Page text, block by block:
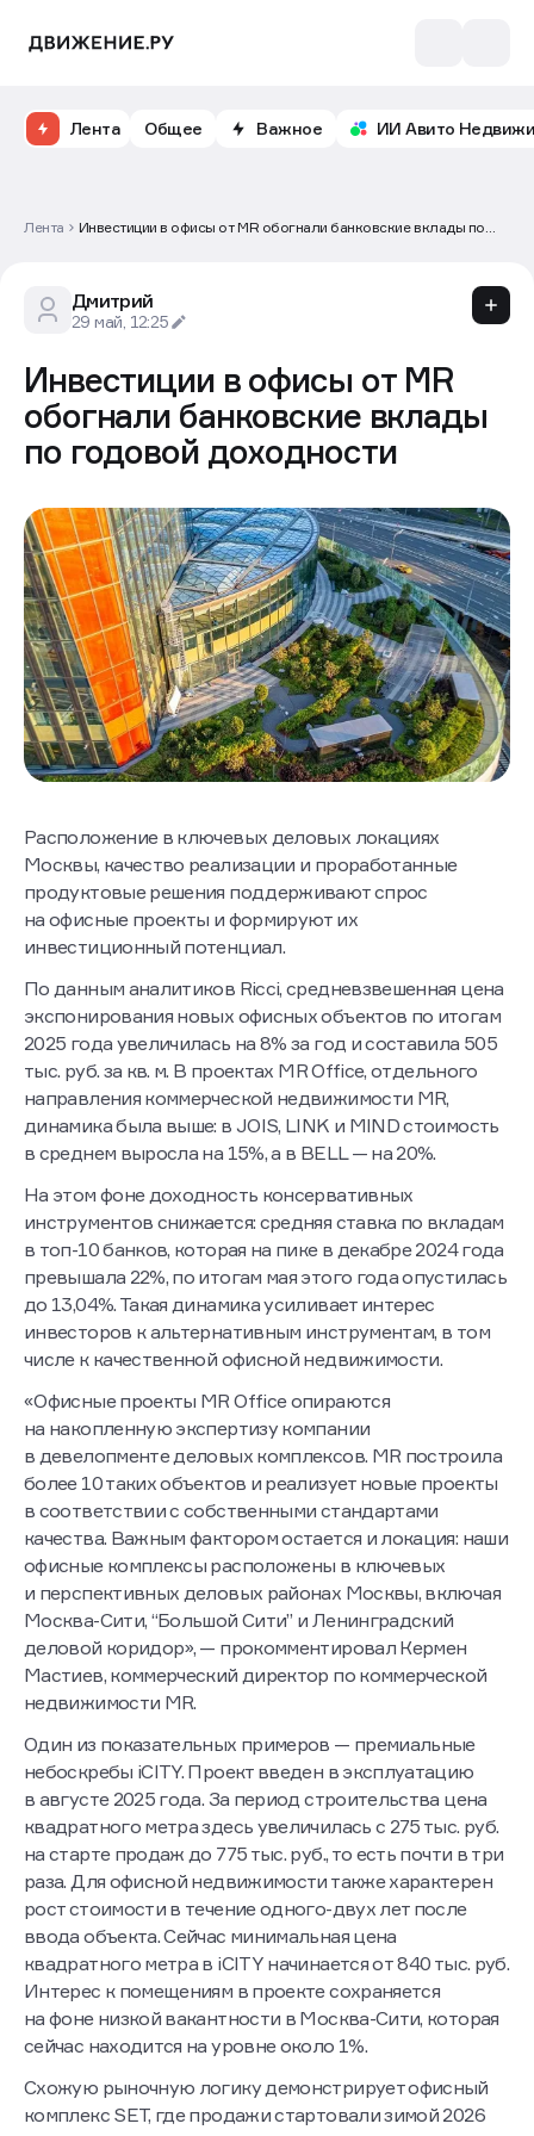
Лента Общее Важное ИИ Авито
Лента
Инвестиции в офисы от MR обогнали банковские вклады по
Дмитрий
29 май, 12:25
Инвестиции в офисы от MR
обогнали банковские вклады
по годовой доходности
Расположение в ключевых деловых локациях
Москвы, качество реализации и проработанные
продуктовые решения поддерживают спрос
на офисные проекты и формируют их
инвестиционный потенциал.
По данным аналитиков Ricci, средневзвешенная цена
экспонирования новых офисных объектов по итогам
2025 года увеличилась на 8% за год и составила 505
тыс. руб. за кв. м. В проектах MR Office, отдельного
направления коммерческой недвижимости MR,
динамика была выше: в JOIS, LINK и MIND стоимость
в среднем выросла на 15%, а в BELL — на 20%.
На этом фоне доходность консервативных
инструментов снижается: средняя ставка по вкладам
в топ-10 банков, которая на пике в декабре 2024 года
превышала 22%, по итогам мая этого года опустилась
до 13,04%. Такая динамика усиливает интерес
инвесторов к альтернативным инструментам, в том
числе к качественной офисной недвижимости.
«Офисные проекты MR Office опираются
на накопленную экспертизу компании
в девелопменте деловых комплексов. MR построила
более 10 таких объектов и реализует новые проекты
в соответствии с собственными стандартами
качества. Важным фактором остается и локация: наши
офисные комплексы расположены в ключевых
и перспективных деловых районах Москвы, включая
Москва-Сити, “Большой Сити” и Ленинградский
деловой коридор», — прокомментировал Кермен
Мастиев, коммерческий директор по коммерческой
недвижимости MR.
Один из показательных примеров — премиальные
небоскребы iCITY. Проект введен в эксплуатацию
в августе 2025 года. За период строительства цена
квадратного метра здесь увеличилась с 275 тыс. руб.
на старте продаж до 775 тыс. руб., то есть почти в три
раза. Для офисной недвижимости также характерен
рост стоимости в течение одного-двух лет после
ввода объекта. Сейчас минимальная цена
квадратного метра в iCITY начинается от 840 тыс. руб.
Интерес к помещениям в проекте сохраняется
на фоне низкой вакантности в Москва-Сити, которая
сейчас находится на уровне около 1%.
Схожую рыночную логику демонстрирует офисный
комплекс SET, где продажи стартовали зимой 2026